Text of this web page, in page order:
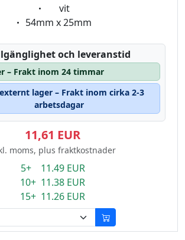
Eigenschaft:
vit
Eigenschaft:
54mm x 25mm
och leveranstid
– Frakt inom 24 timmar
lager – Frakt inom cirka 2-3
arbetsdagar
11,61 EUR
moms, plus fraktkostnader
5+ 11.49 EUR
10+ 11.38 EUR
15+ 11.26 EUR